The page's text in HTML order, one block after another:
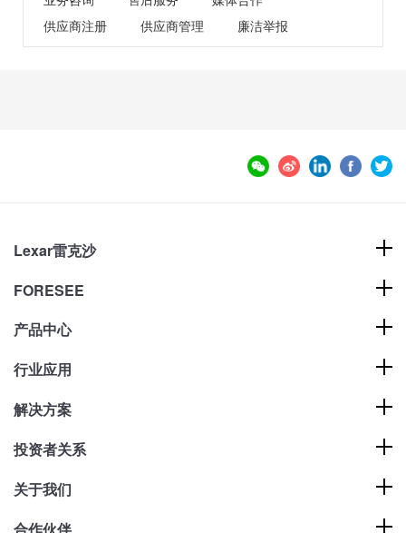
供应商注册
供应商管理 廉洁举报
Lexar雷克沙
FORESEE
产品中心
行业应用
解决方案
投资者关系
关于我们